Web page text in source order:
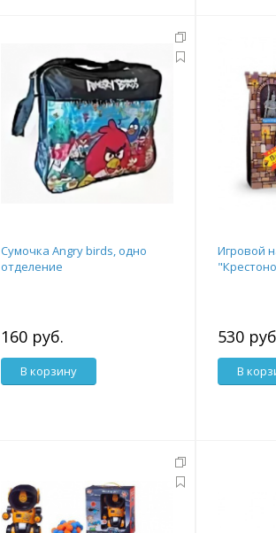
Сумочка Angry birds, одно
отделение
160 руб.
В корзину
Игровой
530
В